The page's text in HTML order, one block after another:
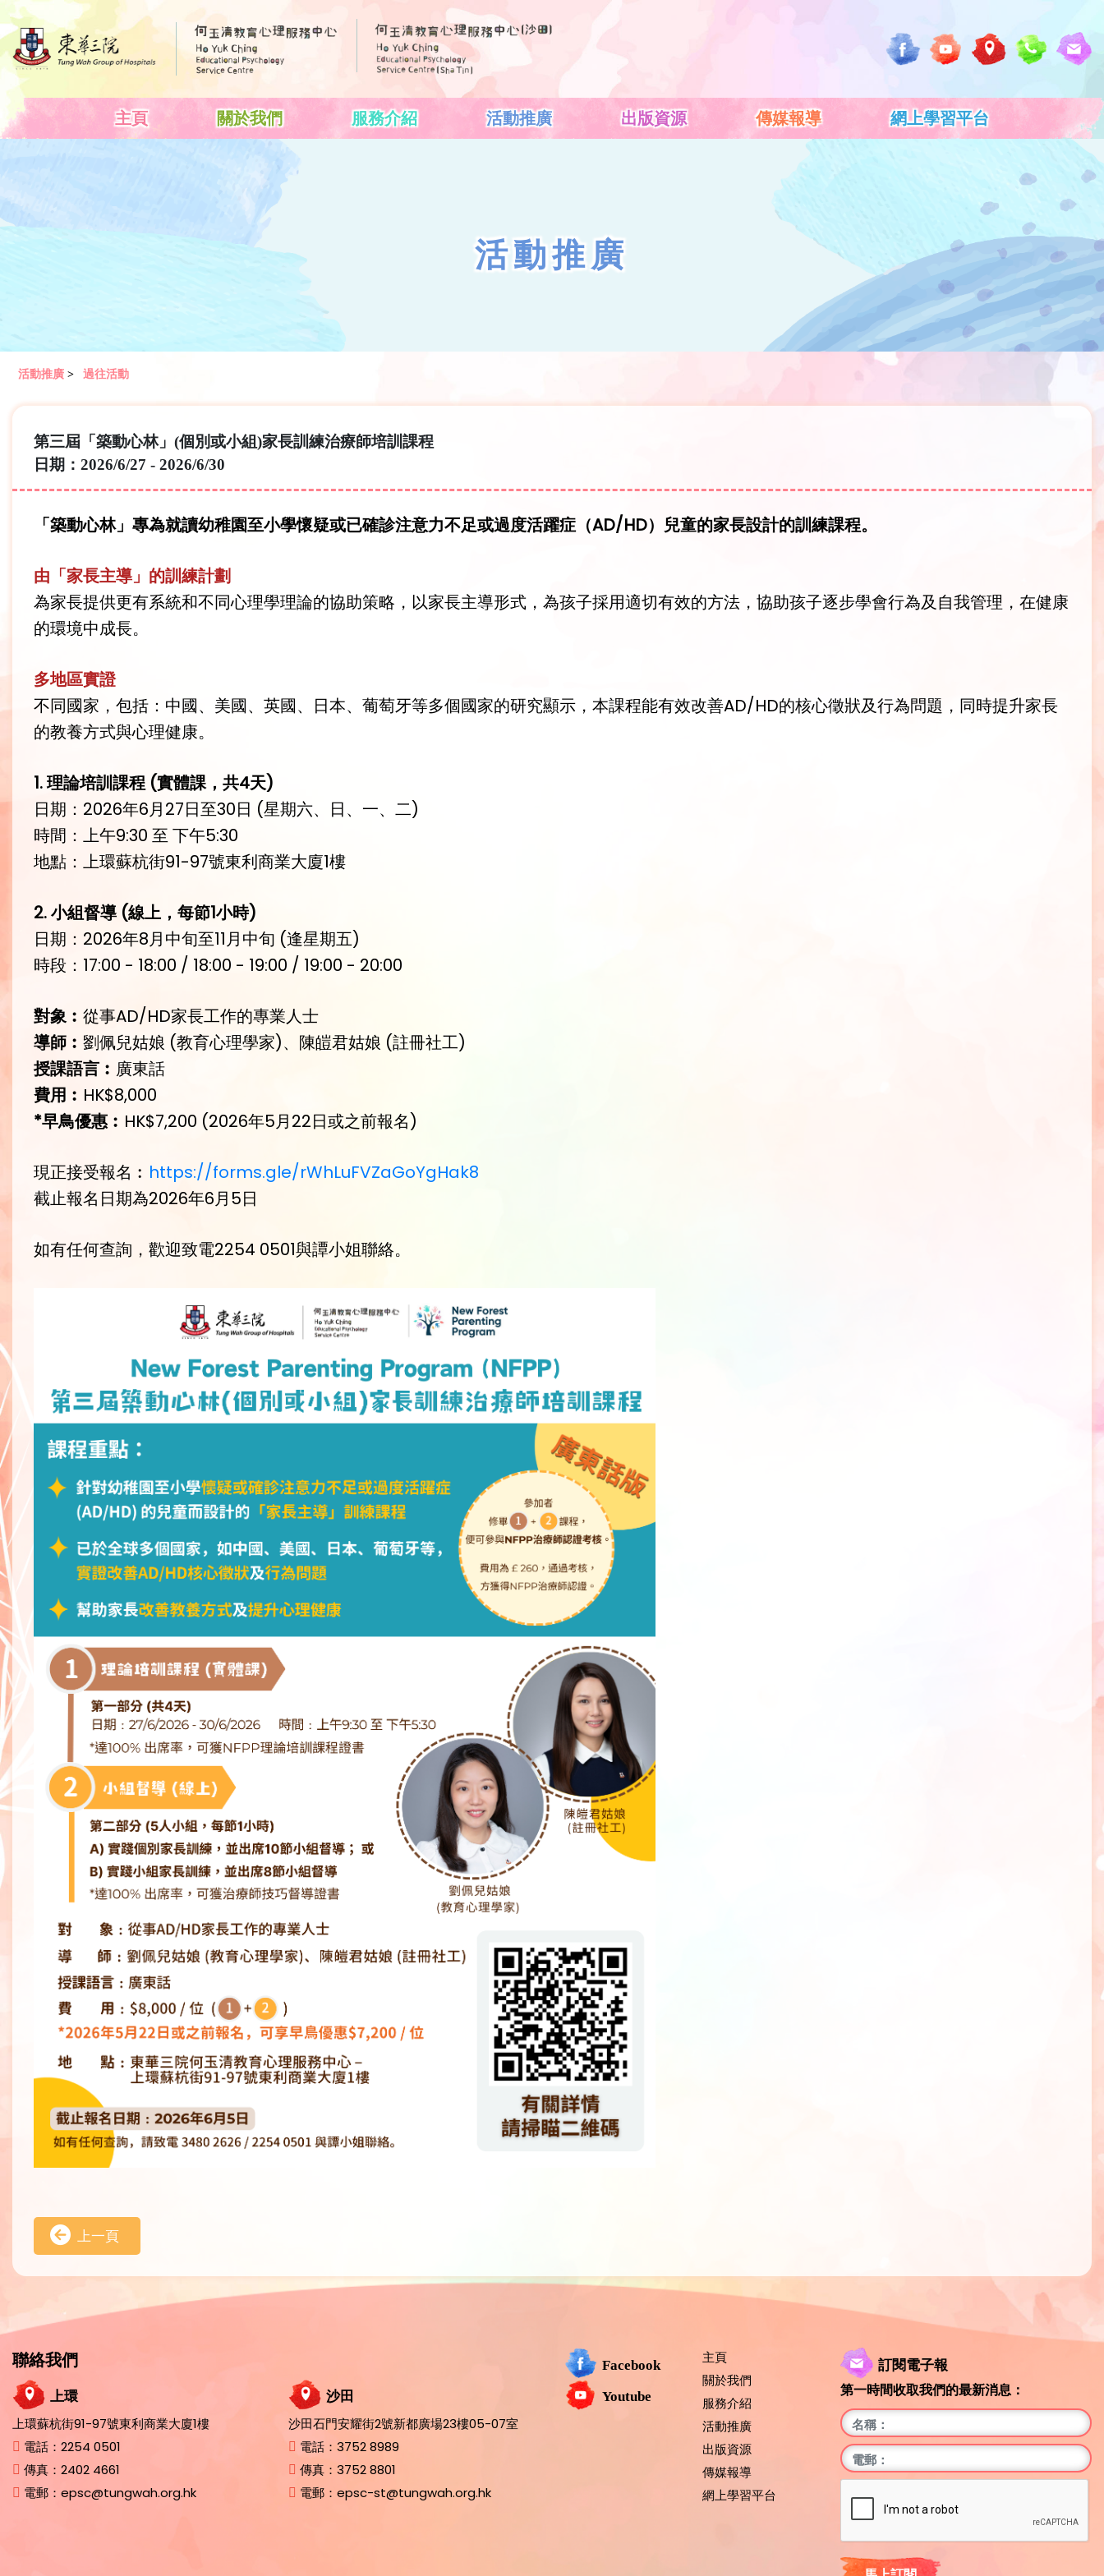
主頁 關於我們 服務介紹 活動推廣 出版資源 傳媒報導 網上學習平台
活動推廣
活動推廣 > 過往活動
第三屆「築動心林」(個別或小組)家長訓練治療師培訓課程
日期：2026/6/27 - 2026/6/30
「築動心林」專為就讀幼稚園至小學懷疑或已確診注意力不足或過度活躍症（AD/HD）兒童的家長設計的訓練課程。
由「家長主導」的訓練計劃
為家長提供更有系統和不同心理學理論的協助策略，以家長主導形式，為孩子採用適切有效的方法，協助孩子逐步學會行為及自我管理，在健康
的環境中成長。
多地區實證
不同國家，包括：中國、美國、英國、日本、葡萄牙等多個國家的研究顯示，本課程能有效改善AD/HD的核心徵狀及行為問題，同時提升家長
的教養方式與心理健康。
1️. 理論培訓課程 (實體課，共4天)
日期：2026年6月27日至30日 (星期六、日、一、二)
時間：上午9:30 至 下午5:30
地點：上環蘇杭街91-97號東利商業大廈1樓
2️. 小組督導 (線上，每節1小時)
日期：2026年8月中旬至11月中旬 (逢星期五)
時段：17:00 - 18:00 / 18:00 - 19:00 / 19:00 - 20:00
對象︰ 從事AD/HD家長工作的專業人士
導師︰ 劉佩兒姑娘 (教育心理學家)、陳皚君姑娘 (註冊社工)
授課語言︰ 廣東話
費用︰ HK$8,000
*早鳥優惠︰ HK$7,200 (2026年5月22日或之前報名)
現正接受報名︰ https://forms.gle/rWhLuFVZaGoYgHak8
截止報名日期為2026年6月5日
如有任何查詢，歡迎致電2254 0501與譚小姐聯絡。
上一頁
聯絡我們
上環
上環蘇杭街91-97號東利商業大廈1樓
電話： 2254 0501
傳真： 2402 4661
電郵： epsc@tungwah.org.hk
沙田
沙田石門安耀街2號新都廣場23樓05-07室
電話： 3752 8989
傳真： 3752 8801
電郵： epsc-st@tungwah.org.hk
Facebook
Youtube
主頁
關於我們
服務介紹
活動推廣
出版資源
傳媒報導
網上學習平台
訂閱電子報
第一時間收取我們的最新消息：